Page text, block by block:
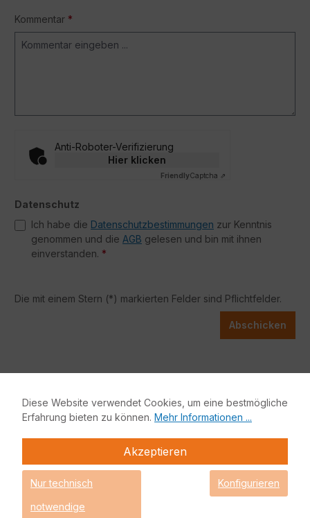
Kommentar *
Anti-Roboter-Verifizierung
Hier klicken
FriendlyCaptcha ⇗
Datenschutz
Ich habe die Datenschutzbestimmungen zur Kenntnis
genommen und die AGB gelesen und bin mit ihnen
einverstanden. *
Die mit einem Stern (*) markierten Felder sind Pflichtfelder.
Abschicken
In 4 einfachen Schritten zur Secure
Übermittlung von benötigen
Diese Website verwendet Cookies, um eine bestmögliche
Erfahrung bieten zu können. Mehr Informationen ...
Akzeptieren
Nur technisch
notwendige
Konfigurieren